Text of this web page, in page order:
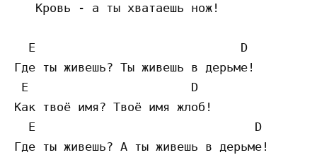
   Кровь - а ты хватаешь нож!
  E                             D
Где ты живешь? Ты живешь в дерьме!
E                       D
Как твоё имя? Твоё имя жлоб!
  E                               D
Где ты живешь? А ты живешь в дерьме!